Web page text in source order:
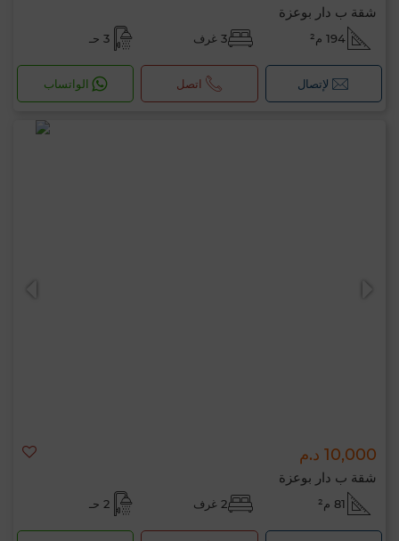
شقة ب دار بوعزة
194 م² 3 غرف 3 حـ
لإتصال اتصل الواتساب
10,000 د.م
شقة ب دار بوعزة
81 م² 2 غرف 2 حـ